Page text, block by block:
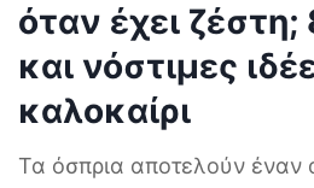
όταν έχει
και νόστιμες
καλοκαίρι
Τα όσπρια αποτελούν έναν